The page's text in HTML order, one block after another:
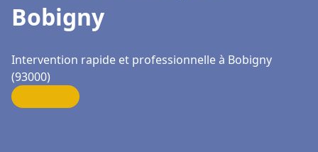
Bobigny
Intervention rapide et professionnelle à Bobigny
(93000)